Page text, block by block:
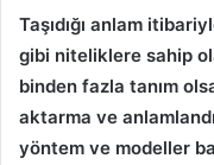
Taşıdığı anlam
gibi niteliklere sahip
binden fazla tanım
aktarma ve
yöntem ve modeller